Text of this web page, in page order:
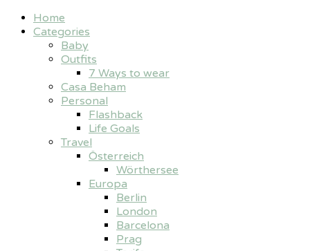
Home
Categories
Baby
Outfits
7 Ways to wear
Casa Beham
Personal
Flashback
Life Goals
Travel
Österreich
Wörthersee
Europa
Berlin
London
Barcelona
Prag